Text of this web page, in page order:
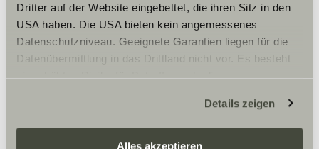
Dritter auf der Website eingebettet, die ihren Sitz in den
USA haben. Die USA bieten kein angemessenes
Datenschutzniveau. Geeignete Garantien liegen für die
Datenübermittlung in das Drittland nicht vor. Es besteht
ein erhöhtes Risiko für Betroffene, da diesen
zustehen. Eingesetzte Dienstleister können Daten für
eigene Zwecke verarbeiten und mit anderen Daten
zusammenführen. Weitere Informationen finden Sie hier:
Details zeigen
Alles akzeptieren
Monday -Friday 09.00-17.00